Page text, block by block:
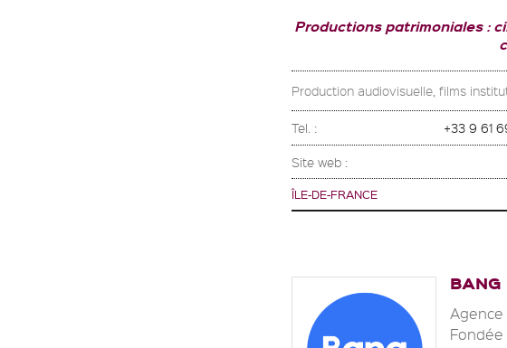
Productions patrimoniales :
Production audiovisuelle, films
Tel. : +33 9 61
Site web :
ÎLE-DE-FRANCE
BANG
Agence
Fondée